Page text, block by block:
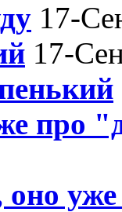
17-
17-
про
оно